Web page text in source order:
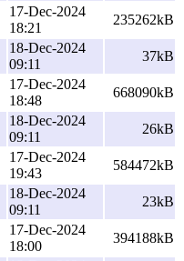
17-Dec-2024
18:21
235262kB
18-Dec-2024
09:11
37kB
17-Dec-2024
18:48
668090kB
18-Dec-2024
09:11
26kB
17-Dec-2024
19:43
584472kB
18-Dec-2024
09:11
23kB
17-Dec-2024
18:00
394188kB